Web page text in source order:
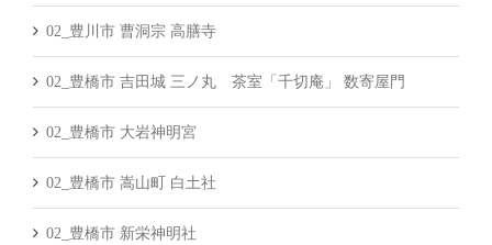
02_豊川市 曹洞宗 高膳寺
02_豊橋市 吉田城 三ノ丸 茶室「千切庵」 数寄屋門
02_豊橋市 大岩神明宮
02_豊橋市 嵩山町 白土社
02_豊橋市 新栄神明社